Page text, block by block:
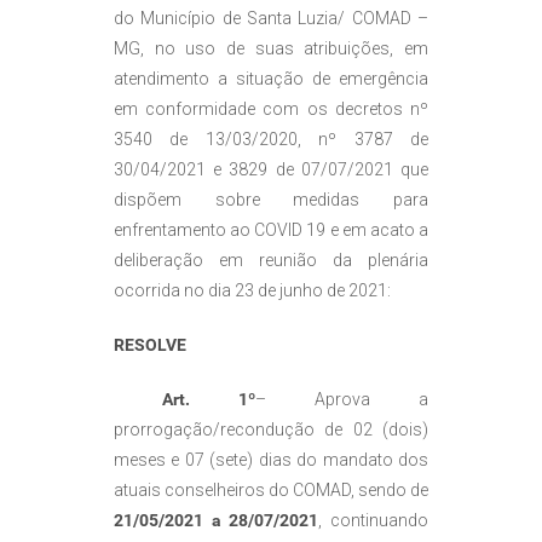
do Município de Santa Luzia/ COMAD –
MG, no uso de suas atribuições, em
atendimento a situação de emergência
em conformidade com os decretos nº
3540 de 13/03/2020, nº 3787 de
30/04/2021 e 3829 de 07/07/2021 que
dispõem sobre medidas para
enfrentamento ao COVID 19 e em acato a
deliberação em reunião da plenária
ocorrida no dia 23 de junho de 2021:
RESOLVE
Art. 1º– Aprova a
prorrogação/recondução de 02 (dois)
meses e 07 (sete) dias do mandato dos
atuais conselheiros do COMAD, sendo de
21/05/2021 a 28/07/2021
, continuando